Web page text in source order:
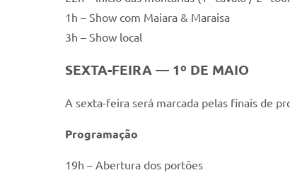
1h – Show com Maiara & Maraisa
3h – Show local
SEXTA-FEIRA — 1º DE MAIO
A sexta-feira será marcada pelas finais de
Programação
19h – Abertura dos portões